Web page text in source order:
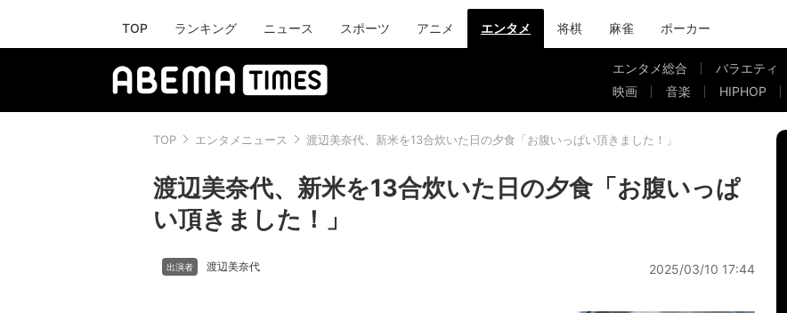
TOP ランキング ニュース スポーツ アニメ エンタメ 将棋 麻雀 ポーカー
エンタメ総合 バラエティ
映画
音楽 HIPHOP
TOP エンタメニュース 渡辺美奈代、新米を13合炊いた日の夕食「お腹いっぱい頂きました！」
渡辺美奈代、新米を13合炊いた日の夕食「お腹いっぱ
い頂きました！」
渡辺美奈代 2025/03/10 17:44